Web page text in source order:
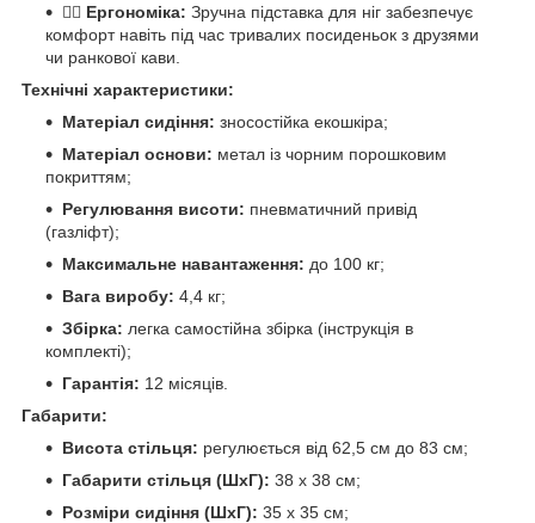
💆‍♂️ Ергономіка: Зручна підставка для ніг забезпечує
комфорт навіть під час тривалих посиденьок з друзями
чи ранкової кави.
Технічні характеристики:
Матеріал сидіння: зносостійка екошкіра;
Матеріал основи: метал із чорним порошковим
покриттям;
Регулювання висоти: пневматичний привід
(газліфт);
Максимальне навантаження: до 100 кг;
Вага виробу: 4,4 кг;
Збірка: легка самостійна збірка (інструкція в
комплекті);
Гарантія: 12 місяців.
Габарити:
Висота стільця: регулюється від 62,5 см до 83 см;
Габарити стільця (ШхГ): 38 х 38 см;
Розміри сидіння (ШхГ): 35 х 35 см;